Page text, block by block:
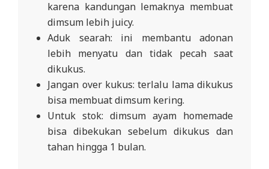
karena kandungan lemaknya membuat
dimsum lebih juicy.
Aduk searah: ini membantu adonan
lebih menyatu dan tidak pecah saat
dikukus.
Jangan over kukus: terlalu lama dikukus
bisa membuat dimsum kering.
Untuk stok: dimsum ayam homemade
bisa dibekukan sebelum dikukus dan
tahan hingga 1 bulan.